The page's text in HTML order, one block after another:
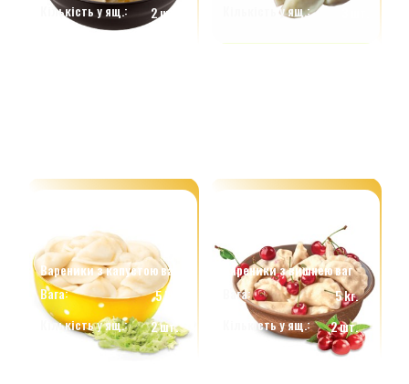
Кількість у ящ.:
2 шт.
Кількість у ящ.:
Вареники з капустою ваг
Вага:
5 kг.
Кількість у ящ.:
2 шт.
Вареники з вишнею ваг
Вага:
5 kг.
Кількість у ящ.:
2 шт.